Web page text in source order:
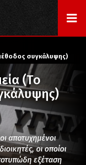
συγκάλυψης)
(Το
αποτυχημένοι
οι οποίοι
εξέταση